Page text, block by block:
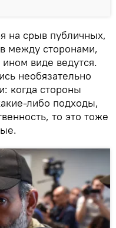
на срыв публичных,
между сторонами,
виде ведутся.
необязательно
когда стороны
либо подходы,
то это тоже